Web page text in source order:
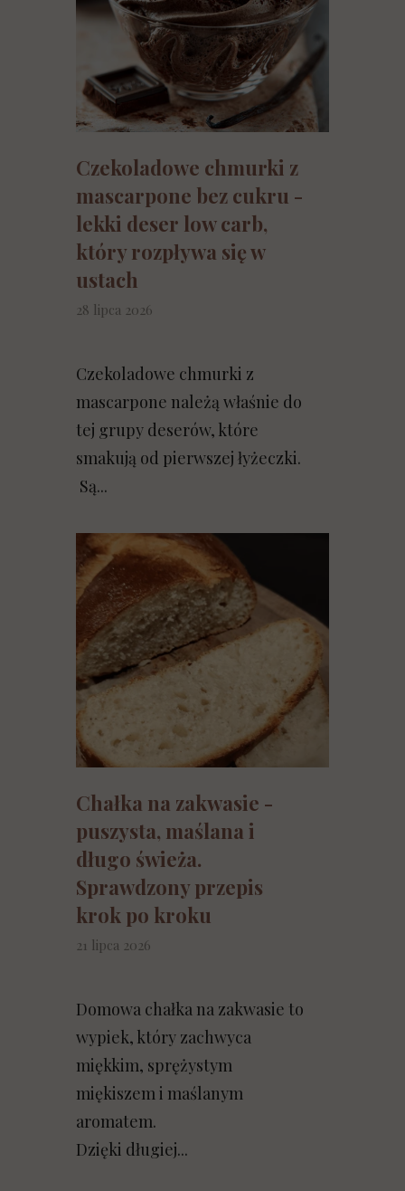
Czekoladowe chmurki z
mascarpone bez cukru -
lekki deser low carb,
który rozpływa się w
ustach
28 lipca 2026
Czekoladowe chmurki z
mascarpone należą właśnie do
tej grupy deserów, które
smakują od pierwszej łyżeczki.
Są...
Chałka na zakwasie -
puszysta, maślana i
długo świeża.
Sprawdzony przepis
krok po kroku
21 lipca 2026
Domowa chałka na zakwasie to
wypiek, który zachwyca
miękkim, sprężystym
miękiszem i maślanym
aromatem.
Dzięki długiej...